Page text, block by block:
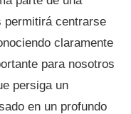
permitirá centrarse
claramente
para nosotros
persiga un
en un profundo